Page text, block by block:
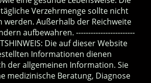
Verzehrmenge sollte nicht
Außerhalb der Reichweite
aufbewahren. ------------------------
Die auf dieser Website
Informationen dienen
der allgemeinen Information. Sie
medizinische Beratung, Diagnose